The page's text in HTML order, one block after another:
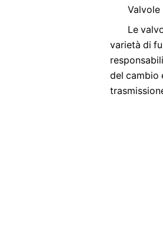
Valvole
Le
varietà di
del cambio